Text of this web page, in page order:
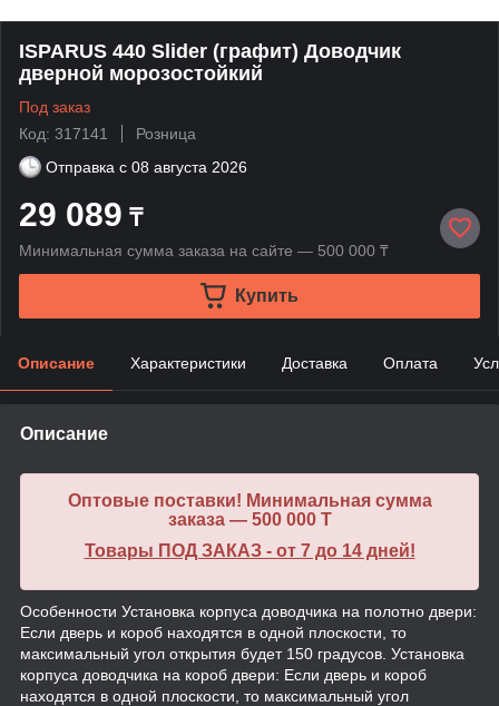
ISPARUS 440 Slider (графит) Доводчик
дверной морозостойкий
Под заказ
Код: 317141
Розница
Отправка с 08 августа 2026
29 089 ₸
Минимальная сумма заказа на сайте — 500 000 ₸
Купить
Описание Характеристики Доставка Оплата
Описание
Оптовые поставки! Минимальная сумма
заказа — 500 000 T
Товары ПОД ЗАКАЗ - от 7 до 14 дней!
Особенности Установка корпуса доводчика на полотно двери:
Если дверь и короб находятся в одной плоскости, то
максимальный угол открытия будет 150 градусов. Установка
корпуса доводчика на короб двери: Если дверь и короб
находятся в одной плоскости, то максимальный угол